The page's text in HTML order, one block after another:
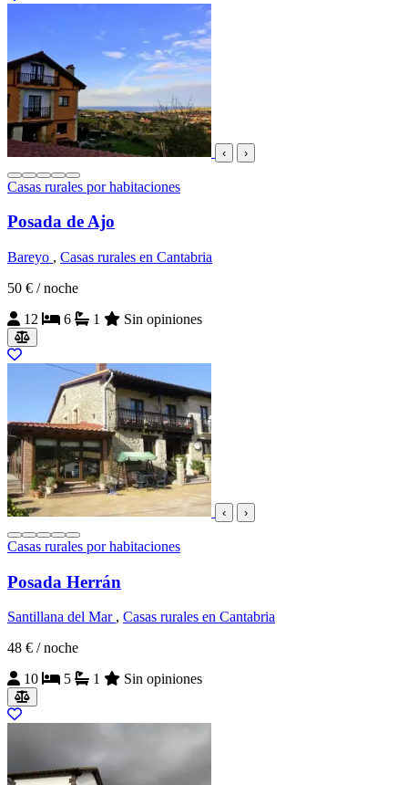
‹ ›
Casas rurales por habitaciones
Posada de Ajo
Bareyo , Casas rurales en Cantabria
50 € / noche
12
6 1 Sin opiniones
‹ ›
Casas rurales por habitaciones
Posada Herrán
Santillana del Mar , Casas rurales en Cantabria
48 € / noche
10
5 1 Sin opiniones